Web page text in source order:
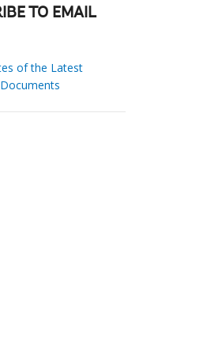
TO EMAIL
of the Latest